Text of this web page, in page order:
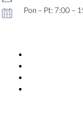
Pon – Pt: 7:00 –